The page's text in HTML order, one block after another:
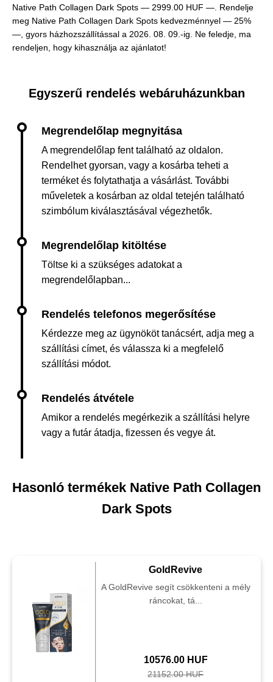
Native Path Collagen Dark Spots — 2999.00 HUF — . Rendelje
meg Native Path Collagen Dark Spots kedvezménnyel — 25%
—, gyors házhozszállítással a 2026. 08. 09.-ig. Ne feledje, ma
rendeljen, hogy kihasználja az ajánlatot!
Egyszerű rendelés webáruházunkban
A megrendelőlap fent található az oldalon.
Rendelhet gyorsan, vagy a kosárba teheti a
terméket és folytathatja a vásárlást. További
műveletek a kosárban az oldal tetején található
szimbólum kiválasztásával végezhetők.
Töltse ki a szükséges adatokat a
megrendelőlapban...
Kérdezze meg az ügynököt tanácsért, adja meg a
szállítási címet, és válassza ki a megfelelő
szállítási módot.
Amikor a rendelés megérkezik a szállítási helyre
vagy a futár átadja, fizessen és vegye át.
Hasonló termékek Native Path Collagen
Dark Spots
GoldRevive
A GoldRevive segít csökkenteni a mély
ráncokat, tá...
10576.00 HUF
21152.00 HUF